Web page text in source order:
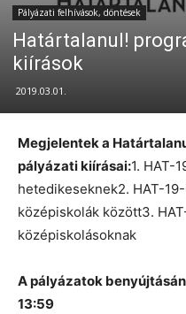
Pályázati felhívások, döntések
Határtalanul!
kiírások
2019.03.01.
Megjelentek a
pályázati kiírásai:1. HAT-
hetedikeseknek2. HAT-
középiskolák között3.
középiskolásoknak
A pályázatok
13:59